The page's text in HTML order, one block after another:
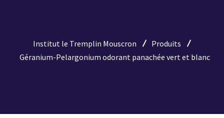
Institut le Tremplin Mouscron
Produits
Géranium-Pelargonium odorant panachée vert et blanc